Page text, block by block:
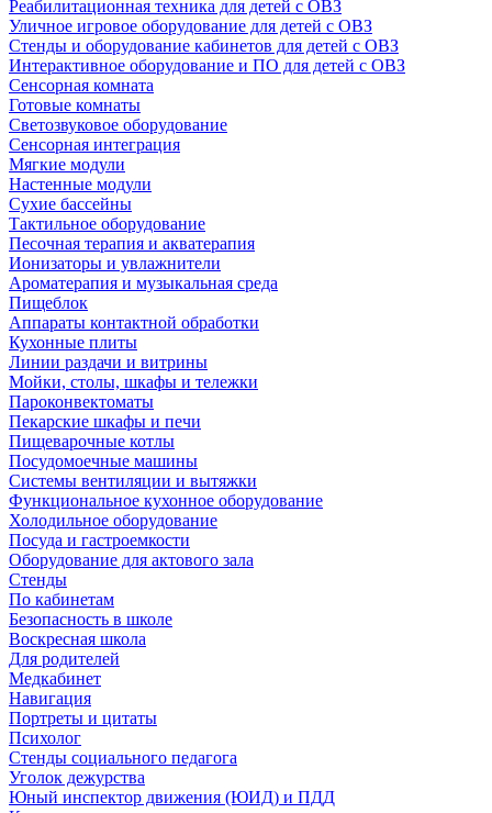
Реабилитационная техника для детей с ОВЗ
Уличное игровое оборудование для детей с ОВЗ
Стенды и оборудование кабинетов для детей с ОВЗ
Интерактивное оборудование и ПО для детей с ОВЗ
Сенсорная комната
Готовые комнаты
Светозвуковое оборудование
Сенсорная интеграция
Мягкие модули
Настенные модули
Сухие бассейны
Тактильное оборудование
Песочная терапия и акватерапия
Ионизаторы и увлажнители
Ароматерапия и музыкальная среда
Пищеблок
Аппараты контактной обработки
Кухонные плиты
Линии раздачи и витрины
Мойки, столы, шкафы и тележки
Пароконвектоматы
Пекарские шкафы и печи
Пищеварочные котлы
Посудомоечные машины
Системы вентиляции и вытяжки
Функциональное кухонное оборудование
Холодильное оборудование
Посуда и гастроемкости
Оборудование для актового зала
Стенды
По кабинетам
Безопасность в школе
Воскресная школа
Для родителей
Медкабинет
Навигация
Портреты и цитаты
Психолог
Стенды социального педагога
Уголок дежурства
Юный инспектор движения (ЮИД) и ПДД